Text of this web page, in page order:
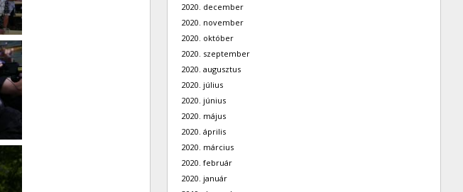
2020. december
2020. november
2020. október
2020. szeptember
2020. augusztus
2020. július
2020. június
2020. május
2020. április
2020. március
2020. február
2020. január